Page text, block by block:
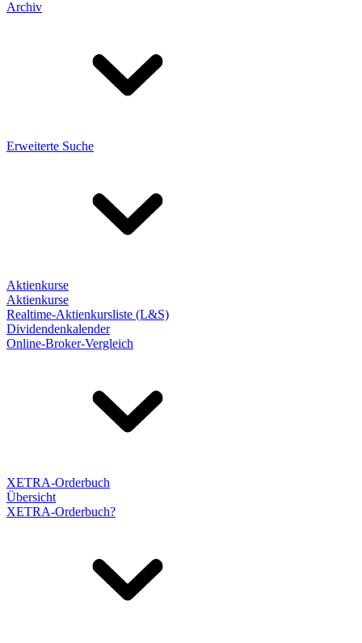
Archiv
Erweiterte Suche
Aktienkurse
Aktienkurse
Realtime-Aktienkursliste (L&S)
Dividendenkalender
Online-Broker-Vergleich
XETRA-Orderbuch
Übersicht
XETRA-Orderbuch?